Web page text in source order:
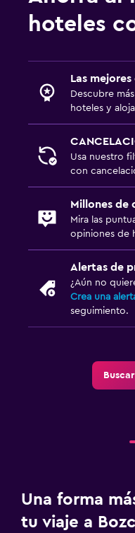
hoteles
Las
Descubre
hoteles y
Usa nuestro
con
Millones de
Mira las
opiniones de
Alertas de
¿Aún no
Crea una
seguimiento.
Una forma
tu viaje a